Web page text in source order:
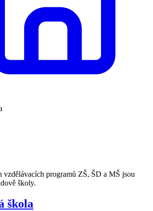
programů ZŠ, ŠD a MŠ jsou
školy.
škola